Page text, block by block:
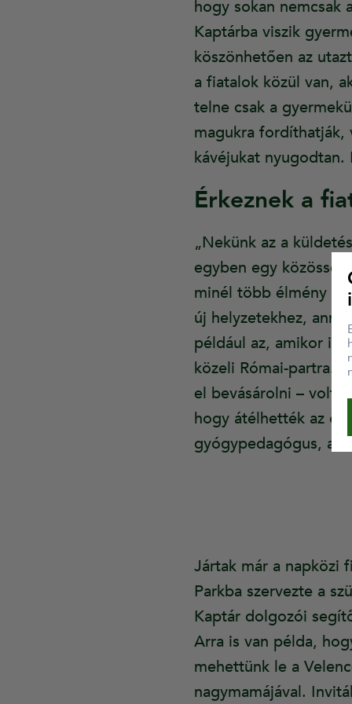
hogy sokan nemcsak
Kaptárba viszik
köszönhetően az
a fiatalok közül van,
telne csak a
magukra fordíthatják,
kávéjukat
Érkeznek a
„Nekünk az a
egyben egy
minél több élmény
új helyzetekhez,
például az, amikor
közeli Római-partra.
el bevásárolni – volt,
hogy átélhették az
gyógypedagógus, a
Jártak már a napközi
Parkba szervezte a
Kaptár dolgozói
Arra is van példa,
mehettünk le a
nagymamájával.